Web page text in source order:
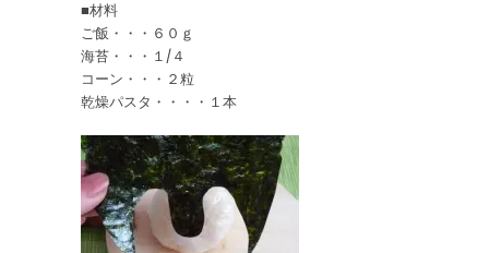
■材料
ご飯・・・６０ｇ
海苔・・・１/４
コーン・・・２粒
乾燥パスタ・・・・１本